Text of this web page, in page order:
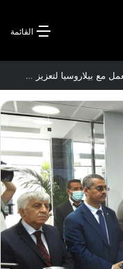
القائمة
سعيود يشدد على إلزامية استكمال جميع عمليات تعويض متضرري حرائق الغابات قبل نهاية شهر أوت